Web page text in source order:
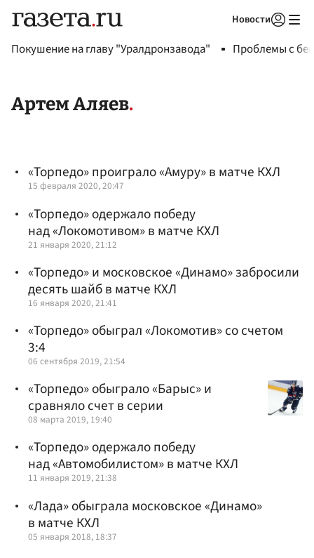
Новости
Покушение на главу "Уралдронзавода" Проблемы с
Артем Аляев
«Торпедо» проиграло «Амуру» в матче КХЛ
15 февраля 2020, 20:47
«Торпедо» одержало победу
над «Локомотивом» в матче КХЛ
21 января 2020, 21:12
«Торпедо» и московское «Динамо» забросили
десять шайб в матче КХЛ
16 января 2020, 21:41
«Торпедо» обыграл «Локомотив» со счетом
3:4
06 сентября 2019, 21:54
«Торпедо» обыграло «Барыс» и
сравняло счет в серии
08 марта 2019, 19:40
«Торпедо» одержало победу
над «Автомобилистом» в матче КХЛ
11 января 2019, 21:38
«Лада» обыграла московское «Динамо»
в матче КХЛ
05 января 2018, 18:37